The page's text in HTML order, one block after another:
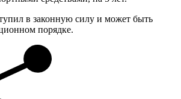
в законную силу и может быть
порядке.